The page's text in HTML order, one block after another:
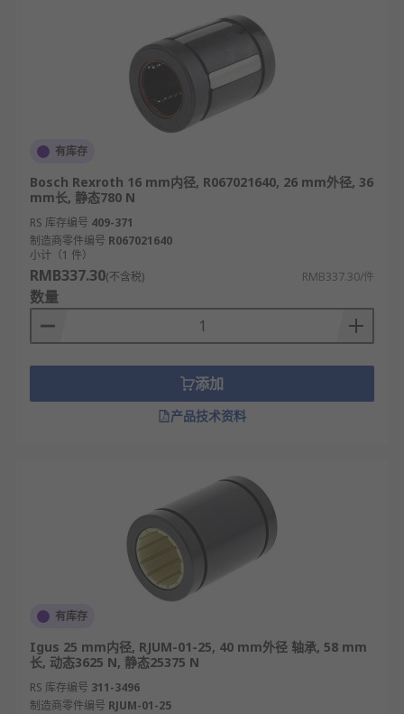
有库存
Bosch Rexroth 16 mm内径, R067021640, 26 mm外径, 36
mm长, 静态780 N
RS 库存编号 409-371
制造商零件编号 R067021640
小计（1 件）
RMB337.30(不含税) RMB337.30/件
数量
添加
产品技术资料
有库存
Igus 25 mm内径, RJUM-01-25, 40 mm外径 轴承, 58 mm
长, 动态3625 N, 静态25375 N
RS 库存编号 311-3496
制造商零件编号 RJUM-01-25